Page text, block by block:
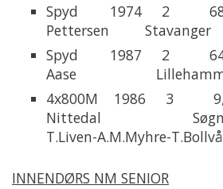
Spyd 1974 2
Pettersen Stavanger
Spyd 1987 2
Aase
4x800M 1986 3
Nittedal Søgne
T.Liven-A.M.Myhre-
INNENDØRS NM SENIOR